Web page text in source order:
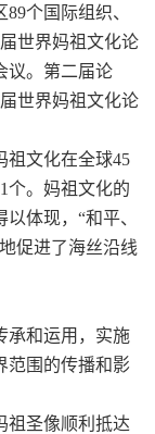
个国际组织、
世界妈祖文化论
议。第二届论
世界妈祖文化论
祖文化在全球45
个。妈祖文化的
体现，“和平、
促进了海丝沿线
承和运用，实施
范围的传播和影
祖圣像顺利抵达